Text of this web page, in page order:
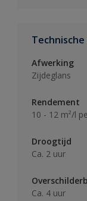
Afwerking
Zijdeglans
Rendement
10 - 12 m²/l
Droogtijd
Ca. 2 uur
Ca. 4 uur